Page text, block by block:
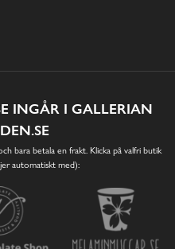
INGÅR I GALLERIAN
bara betala en frakt. Klicka på valfri butik
automatiskt med):